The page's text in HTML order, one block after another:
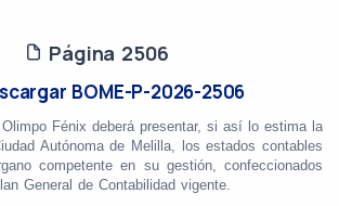
Página 2506
BOME-P-2026-2506
Fénix deberá presentar, si así lo estima la
Autónoma de Melilla, los estados contables
competente en su gestión, confeccionados
General de Contabilidad vigente.